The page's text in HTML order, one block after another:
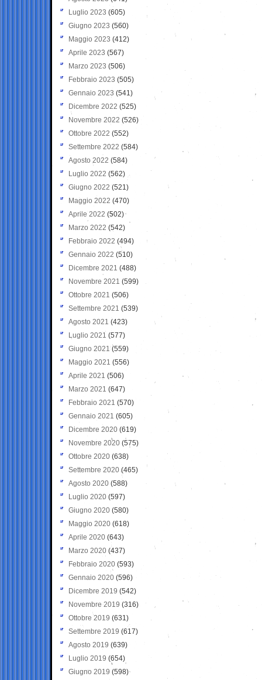
Luglio 2023 (605)
Giugno 2023 (560)
Maggio 2023 (412)
Aprile 2023 (567)
Marzo 2023 (506)
Febbraio 2023 (505)
Gennaio 2023 (541)
Dicembre 2022 (525)
Novembre 2022 (526)
Ottobre 2022 (552)
Settembre 2022 (584)
Agosto 2022 (584)
Luglio 2022 (562)
Giugno 2022 (521)
Maggio 2022 (470)
Aprile 2022 (502)
Marzo 2022 (542)
Febbraio 2022 (494)
Gennaio 2022 (510)
Dicembre 2021 (488)
Novembre 2021 (599)
Ottobre 2021 (506)
Settembre 2021 (539)
Agosto 2021 (423)
Luglio 2021 (577)
Giugno 2021(559)
Maggio 2021 (556)
Aprile 2021 (506)
Marzo 2021 (647)
Febbraio 2021 (570)
Gennaio 2021 (605)
Dicembre 2020 (619)
Novembre 2020 (575)
Ottobre 2020 (638)
Settembre 2020(465)
Agosto 2020 (588)
Luglio 2020 (597)
Giugno 2020 (580)
Maggio 2020 (618)
Aprile 2020 (643)
Marzo 2020 (437)
Febbraio 2020 (593)
Gennaio 2020 (596)
Dicembre 2019 (542)
Novembre 2019 (316)
Ottobre 2019 (631)
Settembre 2019 (617)
Agosto 2019 (639)
Luglio 2019 (654)
Giugno 2019 (598)